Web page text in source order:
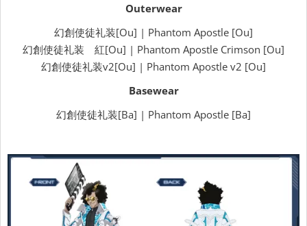
Outerwear
幻創使徒礼装[Ou] | Phantom Apostle [Ou]
幻創使徒礼装 紅[Ou] | Phantom Apostle Crimson [Ou]
幻創使徒礼装v2[Ou] | Phantom Apostle v2 [Ou]
Basewear
幻創使徒礼装[Ba] | Phantom Apostle [Ba]